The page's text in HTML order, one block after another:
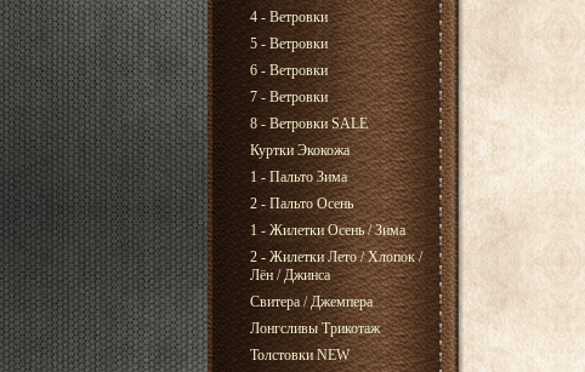
4 - Ветровки
5 - Ветровки
6 - Ветровки
7 - Ветровки
8 - Ветровки SALE
Куртки Экокожа
1 - Пальто Зима
2 - Пальто Осень
1 - Жилетки Осень / Зима
2 - Жилетки Лето / Хлопок /
Лён / Джинса
Свитера / Джемпера
Лонгсливы Трикотаж
Толстовки NEW